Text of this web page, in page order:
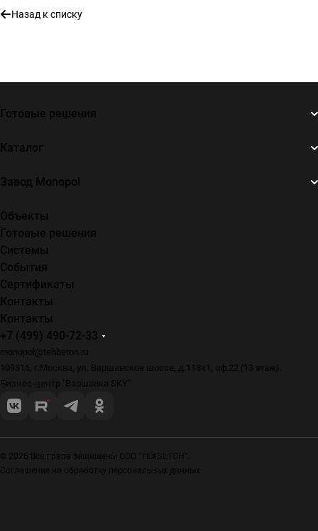
Назад к списку
Готовые решения
Каталог
Завод Monopol
Объекты
Готовые решения
Системы
События
Сертификаты
Контакты
Контакты
+7 (499) 490-72-33
monopol@tehbeton.ru
109316, г.Москва, ул. Варшавское шоссе, д.118к1, оф.22 (13 этаж).
Бизнес-центр "Варшавка SKY"
© 2026 Все права защищены ООО "ТЕХБЕТОН".
Соглашение на обработку персональных данных